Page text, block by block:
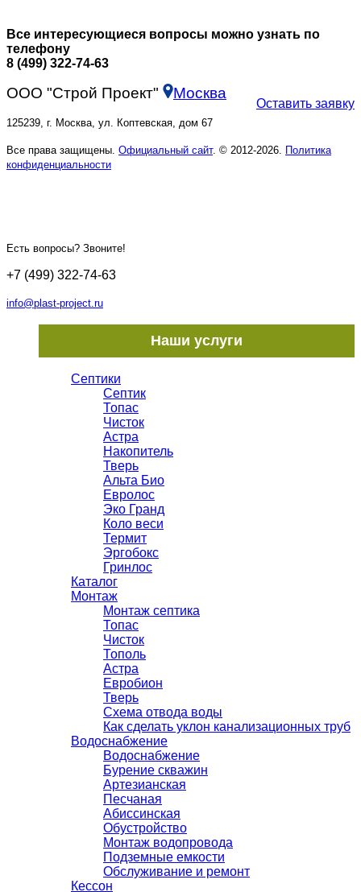
Все интересующиеся вопросы можно узнать по
телефону
8 (499) 322-74-63
Оставить заявку
ООО "Строй Проект" Москва
125239, г. Москва, ул. Коптевская, дом 67
Все права защищены. Официальный сайт. © 2012-2026. Политика
конфиденциальности
Есть вопросы? Звоните!
+7 (499) 322-74-63
info@plast-project.ru
Наши услуги
Септики
Септик
Топас
Чисток
Астра
Накопитель
Тверь
Альта Био
Евролос
Эко Гранд
Коло веси
Термит
Эргобокс
Гринлос
Каталог
Монтаж
Монтаж септика
Топас
Чисток
Тополь
Астра
Евробион
Тверь
Схема отвода воды
Как сделать уклон канализационных труб
Водоснабжение
Водоснабжение
Бурение скважин
Артезианская
Песчаная
Абиссинская
Обустройство
Монтаж водопровода
Подземные емкости
Обслуживание и ремонт
Кессон